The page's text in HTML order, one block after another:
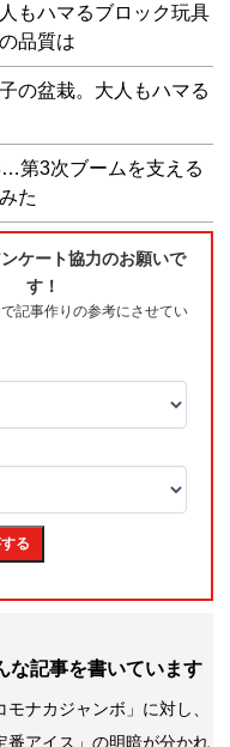
もハマるブロック玩具
品質は
の盆栽。大人もハマる
第3次ブームを支える
た
な記事を書いています
ナカジャンボ」に対し、
番アイス」の明暗が分かれ